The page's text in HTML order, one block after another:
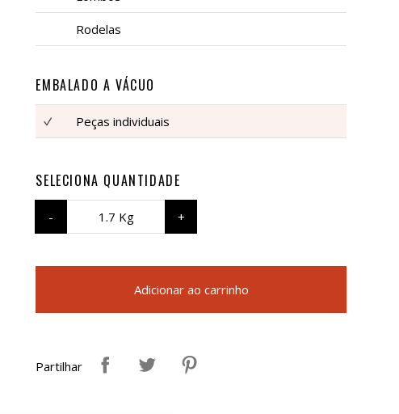
Rodelas
EMBALADO A VÁCUO
Peças individuais
SELECIONA QUANTIDADE
1.7 Kg
Adicionar ao carrinho
Partilhar